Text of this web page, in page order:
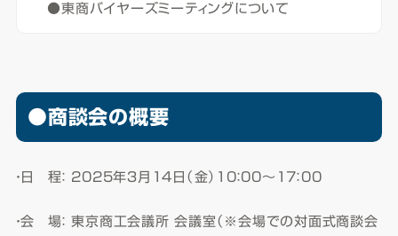
●東商バイヤーズミーティングについて
●商談会の概要
・日 程： 2025年３月14日（金）10：00～17：00
・会 場： 東京商工会議所 会議室（※会場での対面式商談会